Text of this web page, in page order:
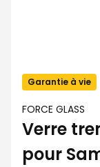
Garantie à vie
FORCE GLASS
Verre
pour